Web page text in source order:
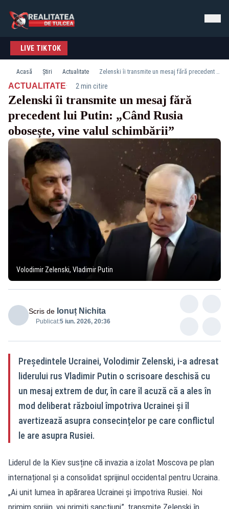
LIVE TIKTOK
Acasă Știri Actualitate Zelenski îi transmite un mesaj fără precedent lui Putin: „Când Rusia obosește, vine valul schimbării”
ACTUALITATE· 2 min citire
Zelenski îi transmite un mesaj fără
precedent lui Putin: „Când Rusia
obosește, vine valul schimbării”
Volodimir Zelenski, Vladimir Putin
Scris de Ionuț Nichita
Publicat:5 iun. 2026, 20:36
Președintele Ucrainei, Volodimir Zelenski, i-a adresat
liderului rus Vladimir Putin o scrisoare deschisă cu
un mesaj extrem de dur, în care îl acuză că a ales în
mod deliberat războiul împotriva Ucrainei și îl
avertizează asupra consecințelor pe care conflictul
le are asupra Rusiei.
Liderul de la Kiev susține că invazia a izolat Moscova pe plan
internațional și a consolidat sprijinul occidental pentru Ucraina.
„Ai unit lumea în apărarea Ucrainei și împotriva Rusiei. Noi
primim sprijin, voi primiți sancțiuni”, transmite Zelenski în